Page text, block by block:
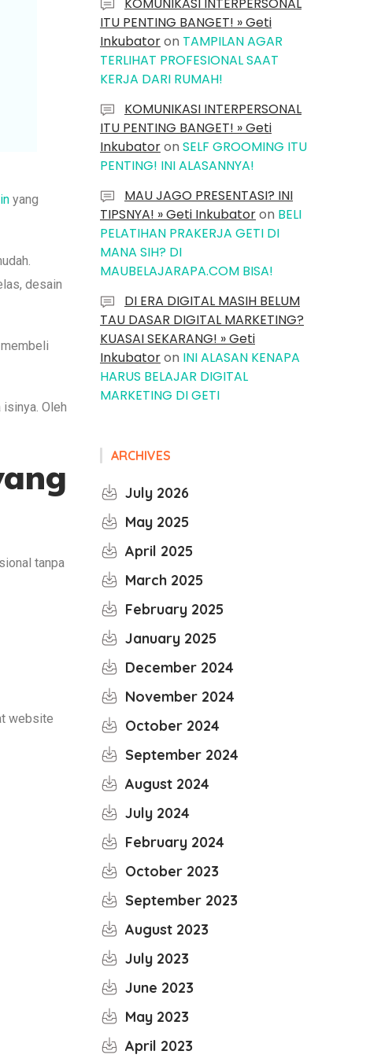
yang
desain
Oleh
tanpa
website
ITU PENTING BANGET! » Geti
Inkubatoron TAMPILAN AGAR
TERLIHAT PROFESIONAL SAAT
KERJA DARI RUMAH!
KOMUNIKASI INTERPERSONAL
ITU PENTING BANGET! » Geti
Inkubatoron SELF GROOMING ITU
PENTING! INI ALASANNYA!
MAU JAGO PRESENTASI? INI
TIPSNYA! » Geti Inkubatoron BELI
PELATIHAN PRAKERJA GETI DI
MANA SIH? DI
MAUBELAJARAPA.COM BISA!
DI ERA DIGITAL MASIH BELUM
TAU DASAR DIGITAL MARKETING?
KUASAI SEKARANG! » Geti
Inkubatoron INI ALASAN KENAPA
HARUS BELAJAR DIGITAL
MARKETING DI GETI
ARCHIVES
July 2026
May 2025
April 2025
March 2025
February 2025
January 2025
December 2024
November 2024
October 2024
September 2024
August 2024
July 2024
February 2024
October 2023
September 2023
August 2023
July 2023
June 2023
May 2023
April 2023